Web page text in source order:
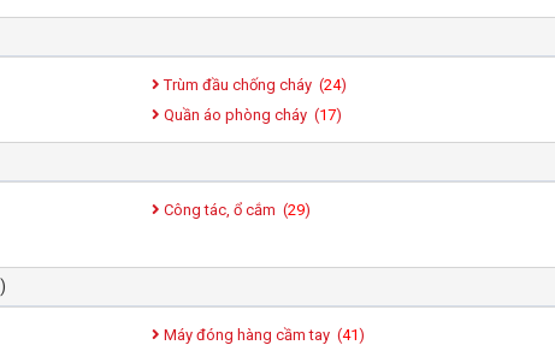
Trùm đầu chống cháy (24)
Quần áo phòng cháy (17)
Công tác, ổ cắm (29)
)
Máy đóng hàng cầm tay (41)